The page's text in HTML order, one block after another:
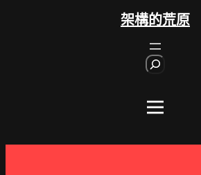
架構的荒原